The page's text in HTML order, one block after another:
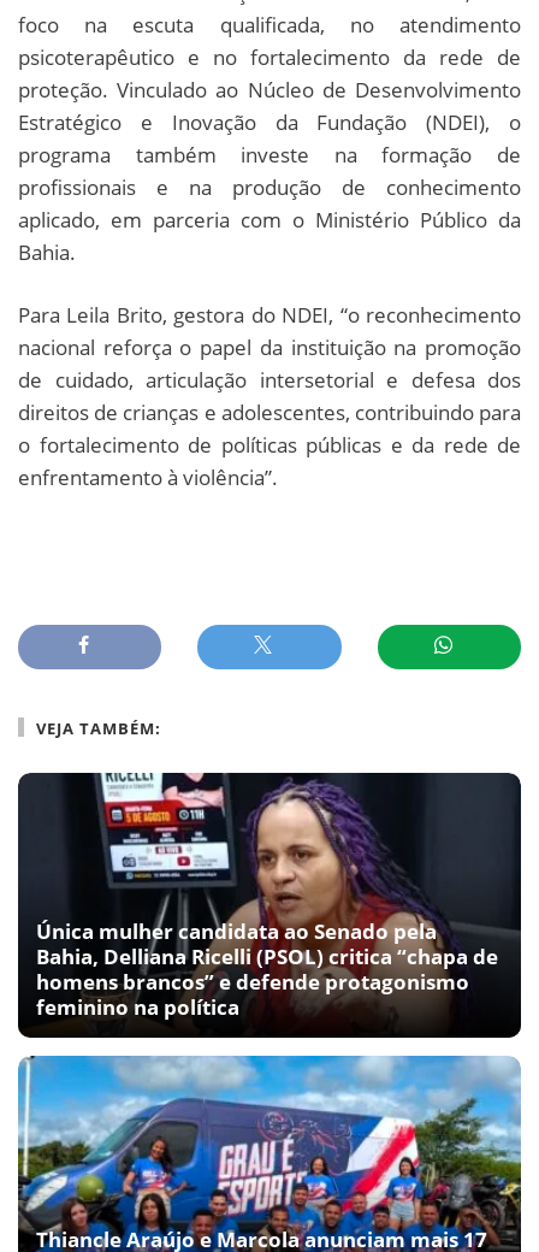
foco na escuta qualificada, no atendimento
psicoterapêutico e no fortalecimento da rede de
proteção. Vinculado ao Núcleo de Desenvolvimento
Estratégico e Inovação da Fundação (NDEI), o
programa também investe na formação de
profissionais e na produção de conhecimento
aplicado, em parceria com o Ministério Público da
Bahia.
Para Leila Brito, gestora do NDEI, “o reconhecimento
nacional reforça o papel da instituição na promoção
de cuidado, articulação intersetorial e defesa dos
direitos de crianças e adolescentes, contribuindo para
o fortalecimento de políticas públicas e da rede de
enfrentamento à violência”.
VEJA TAMBÉM:
Única mulher candidata ao Senado pela
Bahia, Delliana Ricelli (PSOL) critica “chapa de
homens brancos” e defende protagonismo
feminino na política
Thiancle Araújo e Marcola anunciam mais 17